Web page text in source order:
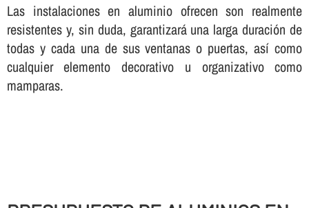
Las instalaciones en aluminio ofrecen son realmente
resistentes y, sin duda, garantizará una larga duración de
todas y cada una de sus ventanas o puertas, así­ como
cualquier elemento decorativo u organizativo como
mamparas.